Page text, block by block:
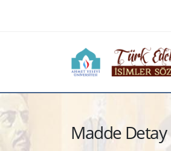
Madde Detay